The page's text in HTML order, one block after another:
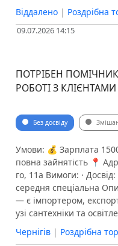
Віддалено | Роздрібна
09.07.2026 14:15
ПОТРІБЕН
РОБОТІ З
Без досвіду
Умови: 💰 Зарплата
повна зайнятість 📍
го, 11а Вимоги: · Досвід:
середня спеціальна
— є імпортером,
узі сантехніки та
Чернігів | Роздрібна